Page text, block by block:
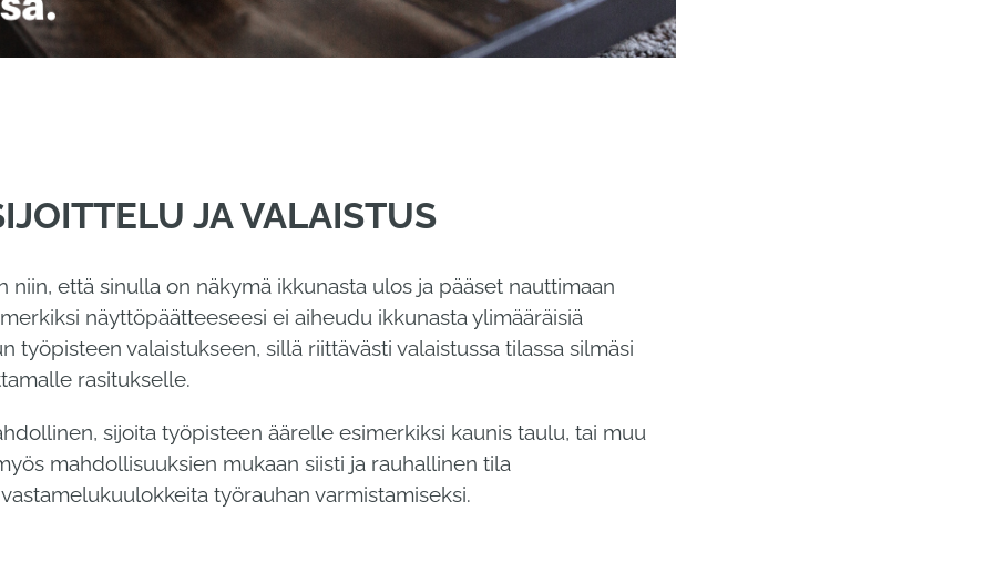
JA VALAISTUS
että sinulla on näkymä ikkunasta ulos ja pääset nauttimaan
näyttöpäätteeseesi ei aiheudu ikkunasta ylimääräisiä
työpisteen valaistukseen, sillä riittävästi valaistussa tilassa silmäsi
rasitukselle.
sijoita työpisteen äärelle esimerkiksi kaunis taulu, tai muu
mahdollisuuksien mukaan siisti ja rauhallinen tila
työrauhan varmistamiseksi.